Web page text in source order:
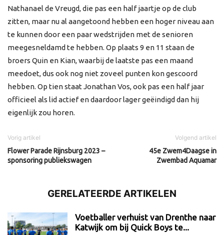
Nathanael de Vreugd, die pas een half jaartje op de club
zitten, maar nu al aangetoond hebben een hoger niveau aan
te kunnen door een paar wedstrijden met de senioren
meegesneldamd te hebben. Op plaats 9 en 11 staan de
broers Quin en Kian, waarbij de laatste pas een maand
meedoet, dus ook nog niet zoveel punten kon gescoord
hebben. Op tien staat Jonathan Vos, ook pas een half jaar
officieel als lid actief en daardoor lager geëindigd dan hij
eigenlijk zou horen.
Vorig artikel
Flower Parade Rijnsburg 2023 –
sponsoring publiekswagen
Volgend artikel
45e Zwem4Daagse in
Zwembad Aquamar
GERELATEERDE ARTIKELEN
Voetballer verhuist van Drenthe naar
Katwijk om bij Quick Boys te...